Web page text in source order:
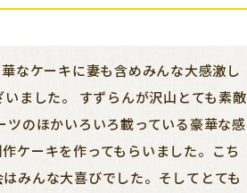
なケーキに妻も含めみんな大感激し
ました。 すずらんが沢山とても素敵
のほかいろいろ載っている豪華な感
ケーキを作ってもらいました。こち
みんな大喜びでした。そしてとても